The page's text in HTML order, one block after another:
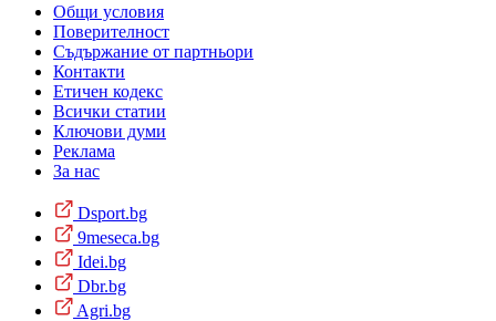
Общи условия
Поверителност
Съдържание от партньори
Контакти
Етичен кодекс
Всички статии
Ключови думи
Реклама
За нас
Dsport.bg
9meseca.bg
Idei.bg
Dbr.bg
Agri.bg